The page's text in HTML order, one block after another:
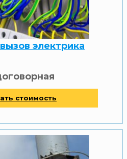
электрика
стоимость